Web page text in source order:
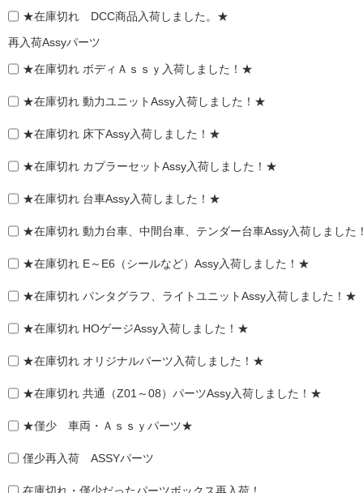
★在庫切れ DCC商品入荷しました。★
再入荷Assyパーツ
★在庫切れ ボディＡｓｓｙ入荷しました！★
★在庫切れ 動力ユニットAssy入荷しました！★
★在庫切れ 床下Assy入荷しました！★
★在庫切れ カプラーセットAssy入荷しました！★
★在庫切れ 台車Assy入荷しました！★
★在庫切れ 動力台車、中間台車、テンダー台車Assy入荷しまし
★在庫切れ E～E6（シールなど）Assy入荷しました！★
★在庫切れ パンタグラフ、ライトユニットAssy入荷しました！★
★在庫切れ HOゲージAssy入荷しました！★
★在庫切れ オリジナルパーツ入荷しました！★
★在庫切れ 共通（Z01～08）パーツAssy入荷しました！★
★僅少 車両・Ａｓｓｙパーツ★
僅少再入荷 ASSYパーツ